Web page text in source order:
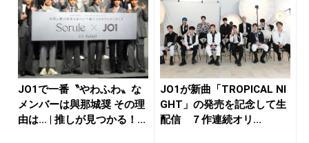
JO1で一番〝やわふわ〟な
メンバーは與那城奨 その理
由は… | 推しが見つかる！...
JO1が新曲「TROPICAL NI
GHT」の発売を記念して生
配信 ７作連続オリ...